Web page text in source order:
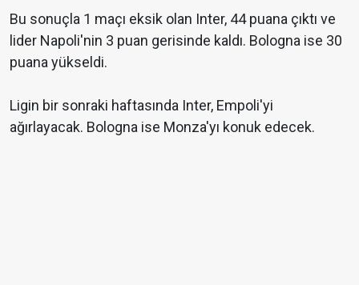
Bu sonuçla 1 maçı eksik olan Inter, 44 puana çıktı ve
lider Napoli'nin 3 puan gerisinde kaldı. Bologna ise 30
puana yükseldi.
Ligin bir sonraki haftasında Inter, Empoli'yi
ağırlayacak. Bologna ise Monza'yı konuk edecek.